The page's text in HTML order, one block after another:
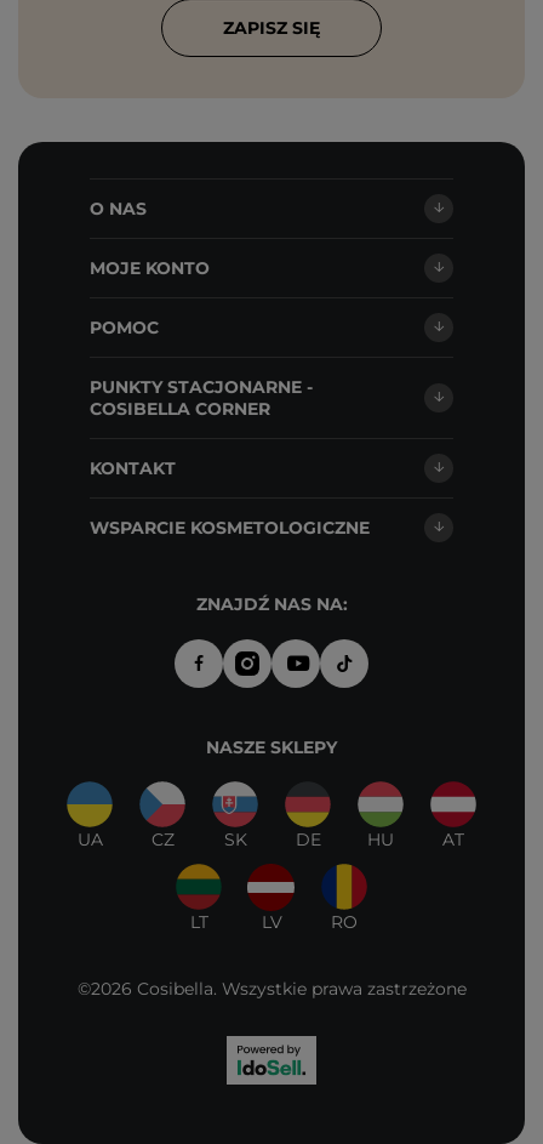
ZAPISZ SIĘ
O NAS
MOJE KONTO
POMOC
PUNKTY STACJONARNE -
COSIBELLA CORNER
KONTAKT
WSPARCIE KOSMETOLOGICZNE
ZNAJDŹ NAS NA:
NASZE SKLEPY
UA CZ SK DE HU AT
LT LV RO
©2026 Cosibella. Wszystkie prawa zastrzeżone